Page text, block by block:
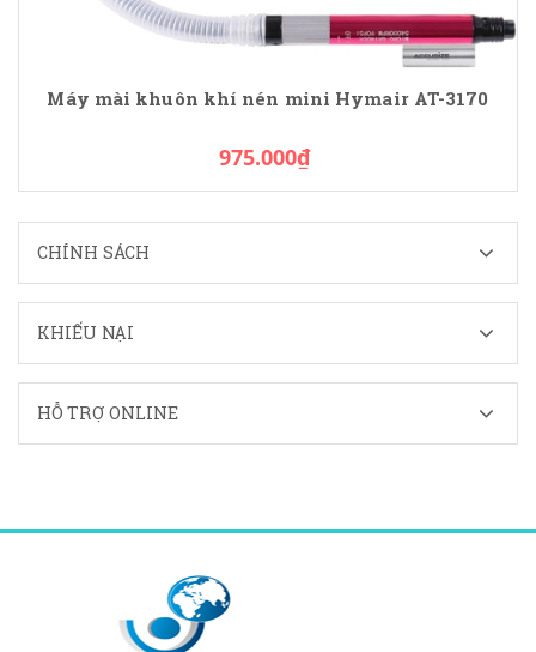
Máy mài khuôn khí nén mini Hymair AT-3170
975.000₫
CHÍNH SÁCH
KHIẾU NẠI
HỖ TRỢ ONLINE